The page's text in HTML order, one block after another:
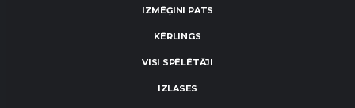
IZMĒĢINI PATS
KĒRLINGS
VISI SPĒLĒTĀJI
IZLASES